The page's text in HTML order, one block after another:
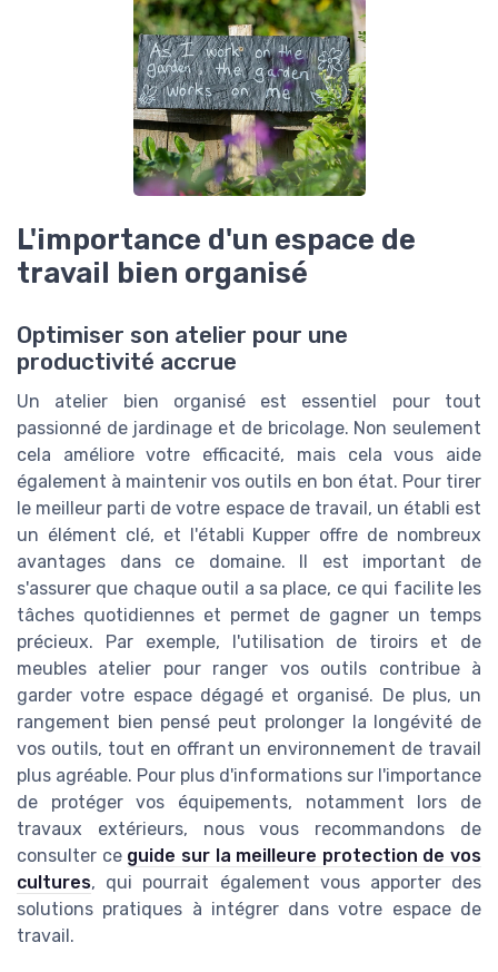
L'importance d'un espace de
travail bien organisé
Optimiser son atelier pour une
productivité accrue
Un atelier bien organisé est essentiel pour tout
passionné de jardinage et de bricolage. Non seulement
cela améliore votre efficacité, mais cela vous aide
également à maintenir vos outils en bon état. Pour tirer
le meilleur parti de votre espace de travail, un établi est
un élément clé, et l'établi Kupper offre de nombreux
avantages dans ce domaine. Il est important de
s'assurer que chaque outil a sa place, ce qui facilite les
tâches quotidiennes et permet de gagner un temps
précieux. Par exemple, l'utilisation de tiroirs et de
meubles atelier pour ranger vos outils contribue à
garder votre espace dégagé et organisé. De plus, un
rangement bien pensé peut prolonger la longévité de
vos outils, tout en offrant un environnement de travail
plus agréable. Pour plus d'informations sur l'importance
de protéger vos équipements, notamment lors de
travaux extérieurs, nous vous recommandons de
consulter ce guide sur la meilleure protection de vos
cultures, qui pourrait également vous apporter des
solutions pratiques à intégrer dans votre espace de
travail.